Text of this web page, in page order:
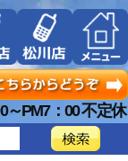
～PM7：00 不定休